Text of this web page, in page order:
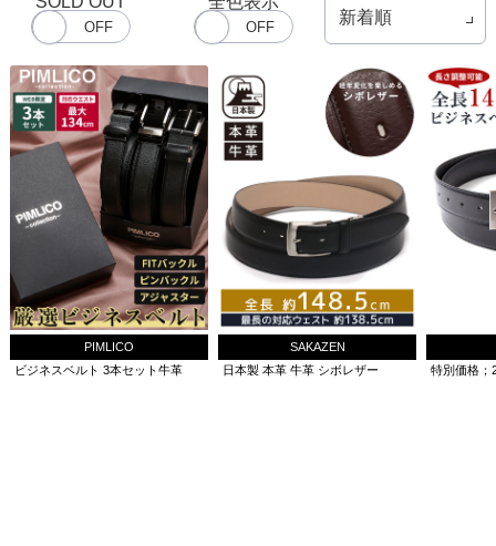
PIMLICO
ビジネスベルト 3本セット牛革
SAKAZEN
日本製 本革 牛革 シボレザー
特別価格；